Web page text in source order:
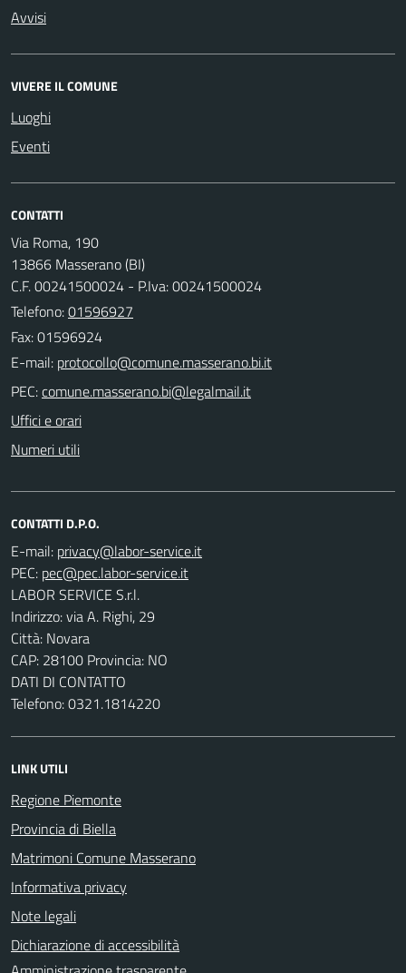
Avvisi
VIVERE IL COMUNE
Luoghi
Eventi
CONTATTI
Via Roma, 190
13866 Masserano (BI)
C.F. 00241500024 - P.Iva: 00241500024
Telefono:01596927
Fax: 01596924
E-mail:
PEC:
Uffici e orari
Numeri utili
CONTATTI D.P.O.
E-mail:
PEC:
LABOR SERVICE S.r.l.
Indirizzo: via A. Righi, 29
Città: Novara
CAP: 28100 Provincia: NO
DATI DI CONTATTO
Telefono: 0321.1814220
LINK UTILI
Regione Piemonte
Provincia di Biella
Matrimoni Comune Masserano
Informativa privacy
Note legali
Dichiarazione di accessibilità